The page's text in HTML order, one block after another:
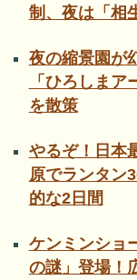
制、夜は「相
夜の縮景園が
「ひろしま
を散策
やるぞ！日本
原でランタン
的な2日間
ケンミンショ
の謎」登場！